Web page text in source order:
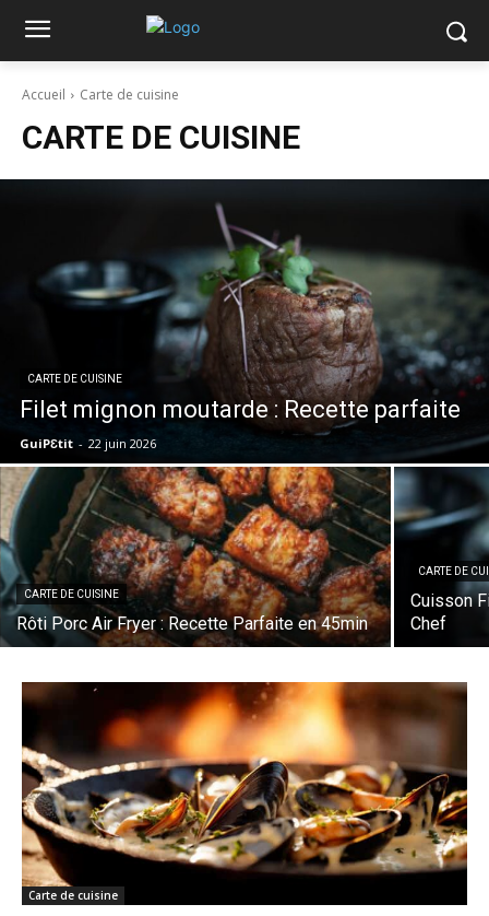
Accueil Carte de cuisine
CARTE DE CUISINE
CARTE DE CUISINE
Filet mignon moutarde : Recette parfaite
GuiPƐtit - 22 juin 2026
CARTE DE CUISINE
Rôti Porc Air Fryer : Recette Parfaite en 45min
CARTE DE
Cuisson
Chef
Carte de cuisine